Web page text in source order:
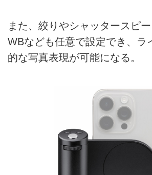
また、絞りやシャッタースピー
WBなども任意で設定でき、ラ
的な写真表現が可能になる。